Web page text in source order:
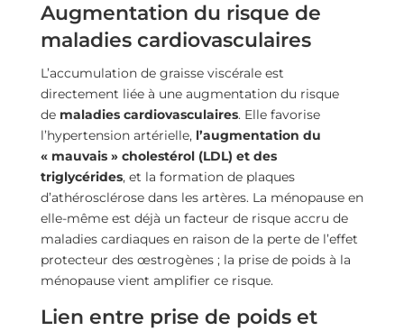
Augmentation du risque de
maladies cardiovasculaires
L’accumulation de graisse viscérale est
directement liée à une augmentation du risque
de maladies cardiovasculaires. Elle favorise
l’hypertension artérielle, l’augmentation du
« mauvais » cholestérol (LDL) et des
triglycérides, et la formation de plaques
d’athérosclérose dans les artères. La ménopause en
elle-même est déjà un facteur de risque accru de
maladies cardiaques en raison de la perte de l’effet
protecteur des œstrogènes ; la prise de poids à la
ménopause vient amplifier ce risque.
Lien entre prise de poids et